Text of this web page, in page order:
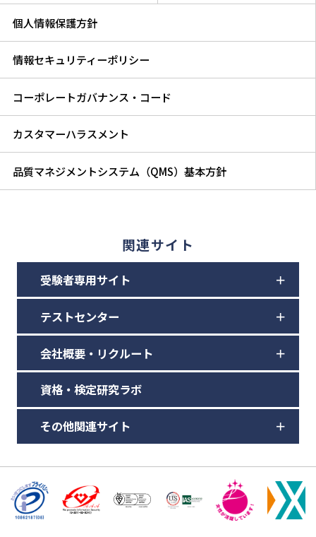
個人情報保護方針
情報セキュリティーポリシー
コーポレートガバナンス・コード
カスタマーハラスメント
品質マネジメントシステム（QMS）基本方針
関連サイト
受験者専用サイト
テストセンター
会社概要・リクルート
資格・検定研究ラボ
その他関連サイト